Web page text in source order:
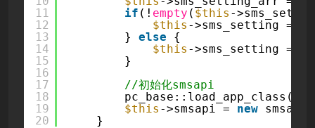
11
12
13
14
15
16
17
18
19
20
if (! empty ( $this -
$this ->sms_setting =
} else
{
$this ->sms_setting =
}
//初始化smsapi
pc_base::load_app_class(
$this ->smsapi = new smsapi(
}